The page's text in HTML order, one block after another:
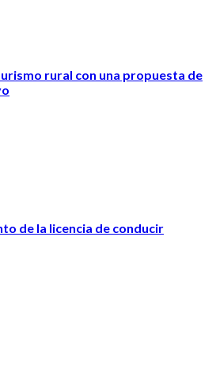
rural con una propuesta de
de la licencia de conducir